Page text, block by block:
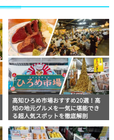
高知ひろめ市場おすすめ20選！高
知の地元グルメを一気に堪能でき
る超人気スポットを徹底解剖